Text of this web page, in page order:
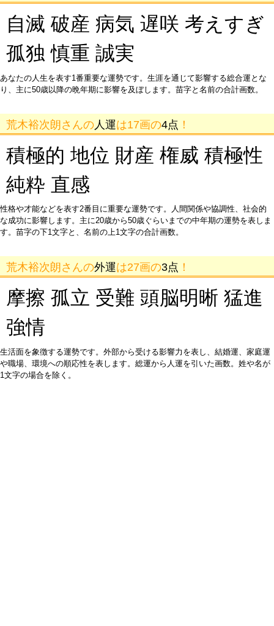
自滅 破産 病気 遅咲 考えすぎ
孤独 慎重 誠実
あなたの人生を表す1番重要な運勢です。生涯を通じて影響する総合運とな
り、主に50歳以降の晩年期に影響を及ぼします。苗字と名前の合計画数。
荒木裕次朗さんの 人運は17画の4点 ！
積極的 地位 財産 権威 積極性
純粋 直感
性格や才能などを表す2番目に重要な運勢です。人間関係や協調性、社会的
な成功に影響します。主に20歳から50歳ぐらいまでの中年期の運勢を表しま
す。苗字の下1文字と、名前の上1文字の合計画数。
荒木裕次朗さんの外運は27画の3点 ！
摩擦 孤立 受難 頭脳明晰 猛進
強情
生活面を象徴する運勢です。外部から受ける影響力を表し、結婚運、家庭運
や職場、環境への順応性を表します。総運から人運を引いた画数。姓や名が
1文字の場合を除く。